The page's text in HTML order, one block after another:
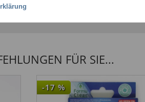
FÜR SIE...
-17 %